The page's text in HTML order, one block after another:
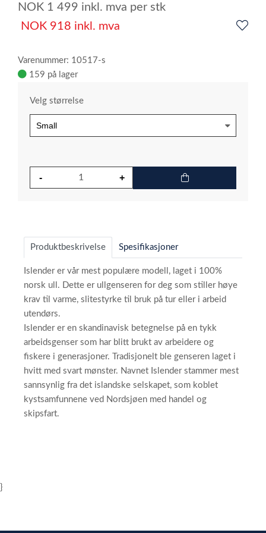
NOK 1 499 inkl. mva per stk
NOK 918 inkl. mva
Varenummer: 10517-s
159 på lager
Velg størrelse
Produktbeskrivelse Spesifikasjoner
Islender er vår mest populære modell, laget i 100%
norsk ull. Dette er ullgenseren for deg som stiller høye
krav til varme, slitestyrke til bruk på tur eller i arbeid
utendørs.
Islender er en skandinavisk betegnelse på en tykk
arbeidsgenser som har blitt brukt av arbeidere og
fiskere i generasjoner. Tradisjonelt ble genseren laget i
hvitt med svart mønster. Navnet Islender stammer mest
sannsynlig fra det islandske selskapet, som koblet
kystsamfunnene ved Nordsjøen med handel og
skipsfart.
}